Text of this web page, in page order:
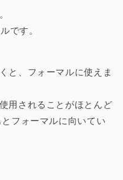
です。
と、フォーマルに使えま
用されることがほとんど
とフォーマルに向いてい